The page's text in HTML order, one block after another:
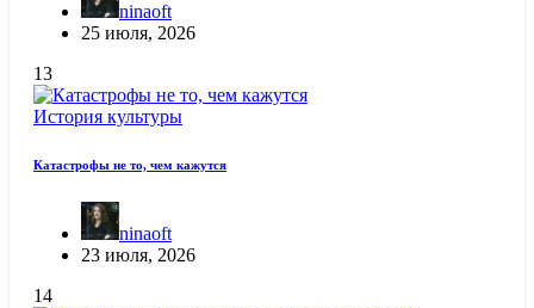
ninaoft
25 июля, 2026
13
История культуры
Катастрофы не то, чем кажутся
ninaoft
23 июля, 2026
14